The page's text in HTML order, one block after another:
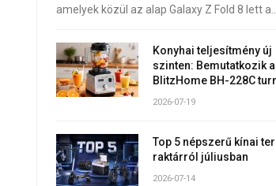
amelyek közül az alap Galaxy Z Fold 8 lett
Konyhai teljesítmény új
szinten: Bemutatkozik a
BlitzHome BH-228C
2026-07-19
Top 5 népszerű kínai
raktárról júliusban
2026-07-14